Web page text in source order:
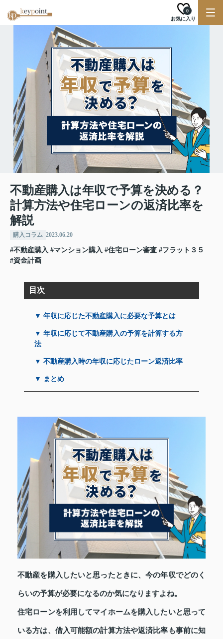
お気に入り
0
不動産購入は年収で予算を決める？
計算方法や住宅ローンの返済比率を
解説
購入コラム 2023.06.20
#不動産購入 #マンション購入 #住宅ローン審査 #フラット３５
#資金計画
目次
▼ 年収に応じた不動産購入に必要な予算とは
▼ 年収に応じて不動産購入の予算を計算する方
法
▼ 不動産購入時の年収に応じたローン返済比率
▼ まとめ
不動産を購入したいと思ったときに、今の年収でどのく
らいの予算が必要になるのか気になりますよね。
住宅ローンを利用してマイホームを購入したいと思って
いる方は、借入可能額の計算方法や返済比率も事前に知